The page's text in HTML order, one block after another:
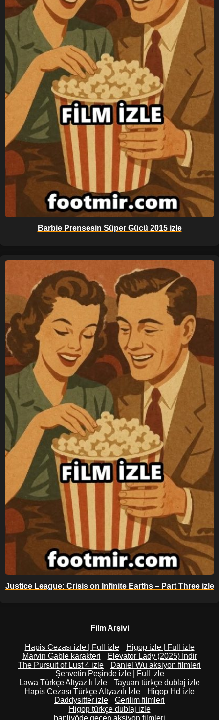
Barbie Prensesin Süper Gücü 2015 izle
Justice League: Crisis on Infinite Earths – Part Three izle
Film Arşivi
Hapis Cezası izle | Full izle
Higop izle | Full izle
Marvin Gable karakteri
Elevator Lady (2025) İndir
The Pursuit of Lust 4 izle
Daniel Wu aksiyon filmleri
Şehvetin Peşinde izle | Full izle
Lawa Türkçe Altyazılı İzle
Tayuan türkçe dublaj izle
Hapis Cezası Türkçe Altyazılı İzle
Higop Hd izle
Daddysitter izle
Gerilim filmleri
Higop türkçe dublaj izle
banliyöde geçen aksiyon filmleri